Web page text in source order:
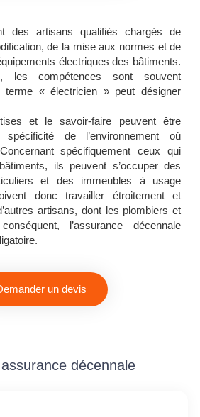
des artisans qualifiés chargés de
de la mise aux normes et de
électriques des bâtiments.
les compétences sont souvent
« électricien » peut désigner
et le savoir-faire peuvent être
de l’environnement où
spécifiquement ceux qui
ils peuvent s’occuper des
et des immeubles à usage
donc travailler étroitement et
artisans, dont les plombiers et
l’assurance décennale
un devis
décennale